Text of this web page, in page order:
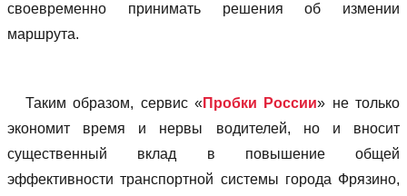
своевременно принимать решения об измении
маршрута.
Таким образом, сервис « Пробки России» не только
экономит время и нервы водителей, но и вносит
существенный вклад в повышение общей
эффективности транспортной системы города Фрязино,